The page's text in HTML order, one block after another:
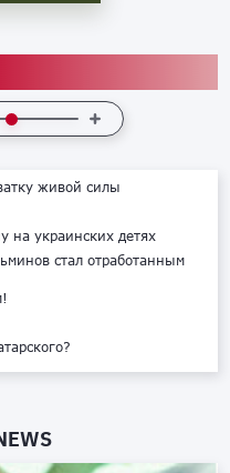
живой силы
на украинских детях
стал отработанным